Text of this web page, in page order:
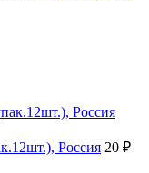
Россия 20 ₽